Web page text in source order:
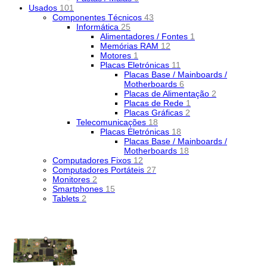
Usados 101
Componentes Técnicos 43
Informática 25
Alimentadores / Fontes 1
Memórias RAM 12
Motores 1
Placas Eletrónicas 11
Placas Base / Mainboards /
Motherboards 6
Placas de Alimentação 2
Placas de Rede 1
Placas Gráficas 2
Telecomunicações 18
Placas Eletrónicas 18
Placas Base / Mainboards /
Motherboards 18
Computadores Fixos 12
Computadores Portáteis 27
Monitores 2
Smartphones 15
Tablets 2